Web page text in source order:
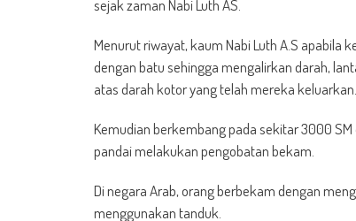
sejak zaman Nabi Luth AS.
Menurut riwayat, kaum Nabi Luth A.S apabila
dengan batu sehingga mengalirkan darah,
atas darah kotor yang telah mereka keluarkan.
Kemudian berkembang pada sekitar 3000
pandai melakukan pengobatan bekam.
Di negara Arab, orang berbekam dengan
menggunakan tanduk.